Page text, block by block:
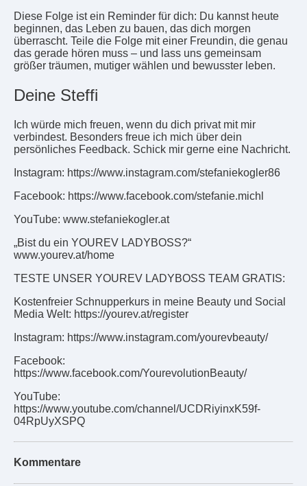
Diese Folge ist ein Reminder für dich: Du kannst heute
beginnen, das Leben zu bauen, das dich morgen
überrascht. Teile die Folge mit einer Freundin, die genau
das gerade hören muss – und lass uns gemeinsam
größer träumen, mutiger wählen und bewusster leben.
Deine Steffi
Ich würde mich freuen, wenn du dich privat mit mir
verbindest. Besonders freue ich mich über dein
persönliches Feedback. Schick mir gerne eine Nachricht.
Instagram: https://www.instagram.com/stefaniekogler86
Facebook: https://www.facebook.com/stefanie.michl
YouTube: www.stefaniekogler.at
„Bist du ein YOUREV LADYBOSS?“
www.yourev.at/home
TESTE UNSER YOUREV LADYBOSS TEAM GRATIS:
Kostenfreier Schnupperkurs in meine Beauty und Social
Media Welt: https://yourev.at/register
Instagram: https://www.instagram.com/yourevbeauty/
Facebook:
https://www.facebook.com/YourevolutionBeauty/
YouTube:
https://www.youtube.com/channel/UCDRiyinxK59f-
04RpUyXSPQ
Kommentare